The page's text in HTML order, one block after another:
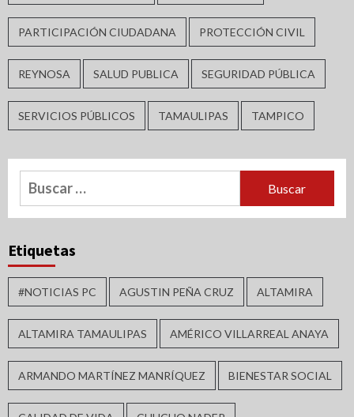
PARTICIPACIÓN CIUDADANA PROTECCIÓN CIVIL
REYNOSA SALUD PUBLICA SEGURIDAD PÚBLICA
SERVICIOS PÚBLICOS TAMAULIPAS TAMPICO
Buscar:
Etiquetas
#NOTICIAS PC AGUSTIN PEÑA CRUZ ALTAMIRA
ALTAMIRA TAMAULIPAS AMÉRICO VILLARREAL ANAYA
ARMANDO MARTÍNEZ MANRÍQUEZ BIENESTAR SOCIAL